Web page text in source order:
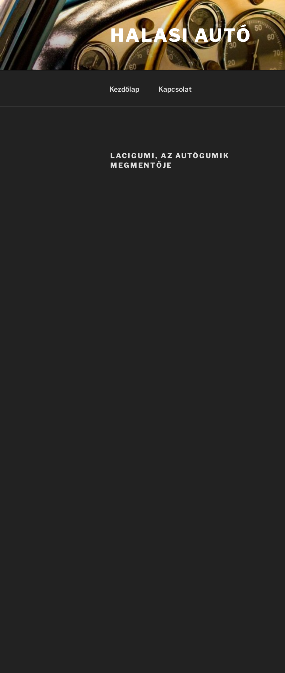
Tartalomhoz
HALASI AUTÓ
Kezdőlap Kapcsolat
LACIGUMI, AZ AUTÓGUMIK
MEGMENTŐJE